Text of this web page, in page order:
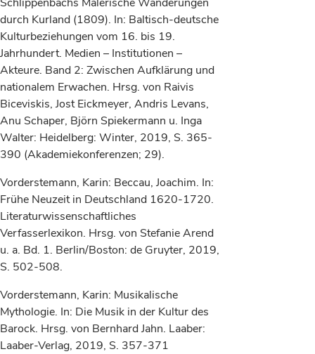
durch Kurland (1809). In: Baltisch-deutsche
Kulturbeziehungen vom 16. bis 19.
Jahrhundert. Medien – Institutionen –
Akteure. Band 2: Zwischen Aufklärung und
nationalem Erwachen. Hrsg. von Raivis
Biceviskis, Jost Eickmeyer, Andris Levans,
Anu Schaper, Björn Spiekermann u. Inga
Walter: Heidelberg: Winter, 2019, S. 365-
390 (Akademiekonferenzen; 29).
Vorderstemann, Karin: Beccau, Joachim. In:
Frühe Neuzeit in Deutschland 1620-1720.
Literaturwissenschaftliches
Verfasserlexikon. Hrsg. von Stefanie Arend
u. a. Bd. 1. Berlin/Boston: de Gruyter, 2019,
S. 502-508.
Vorderstemann, Karin: Musikalische
Mythologie. In: Die Musik in der Kultur des
Barock. Hrsg. von Bernhard Jahn. Laaber:
Laaber-Verlag, 2019, S. 357-371